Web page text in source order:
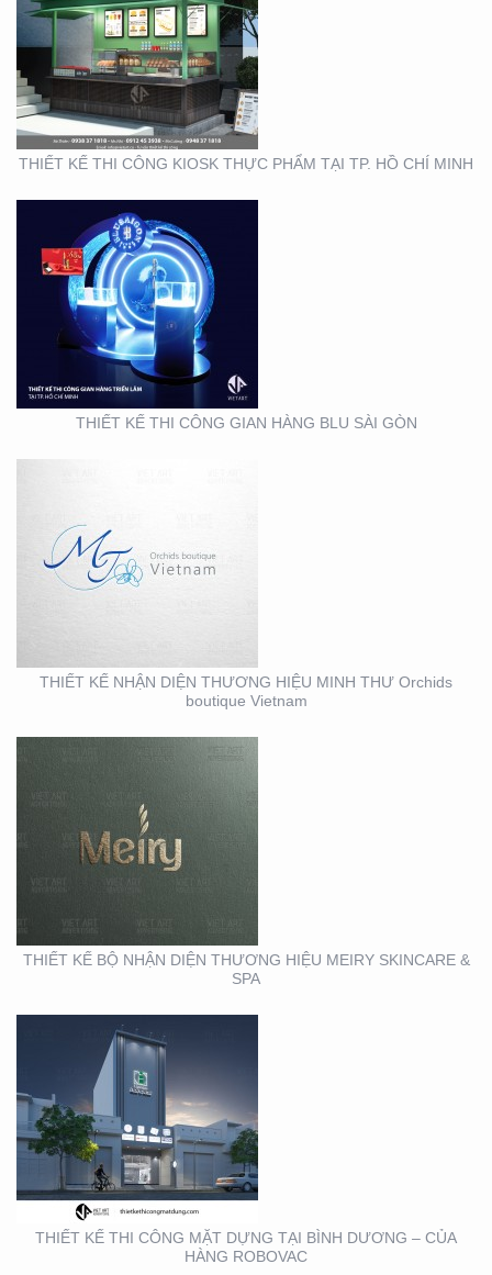
THIẾT KẾ THI CÔNG KIOSK THỰC PHẨM TẠI TP. HỒ CHÍ MINH
THIẾT KẾ THI CÔNG
GIAN HÀNG BLU SÀI
GÒN
THIẾT KẾ THI CÔNG GIAN HÀNG BLU SÀI GÒN
THIẾT KẾ NHẬN DIỆN
THƯƠNG HIỆU MINH
THƯ ORCHIDS
BOUTIQUE VIETNAM
THIẾT KẾ NHẬN DIỆN THƯƠNG HIỆU MINH THƯ Orchids
boutique Vietnam
THIẾT KẾ BỘ NHẬN
DIỆN THƯƠNG HIỆU
THIẾT KẾ BỘ NHẬN DIỆN THƯƠNG HIỆU MEIRY SKINCARE &
SPA
THIẾT KẾ THI CÔNG
MẶT DỰNG TẠI BÌNH
DƯƠNG – CỦA HÀNG
THIẾT KẾ THI CÔNG MẶT DỰNG TẠI BÌNH DƯƠNG – CỦA
HÀNG ROBOVAC
THIẾT KẾ THI CÔNG
BẢNG HIỆU QUẬN 1